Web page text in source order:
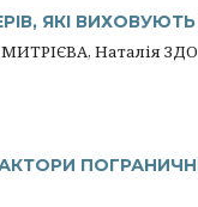
ЯКІ
Наталія